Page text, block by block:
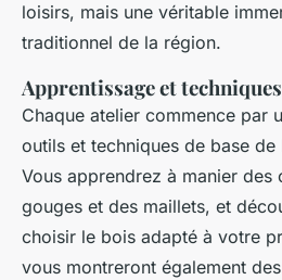
loisirs, mais une véritable
traditionnel de la région.
Apprentissage et techniques
Chaque atelier commence par
outils et techniques de base
Vous apprendrez à manier des
gouges et des maillets, et
choisir le bois adapté à votre
vous montreront également